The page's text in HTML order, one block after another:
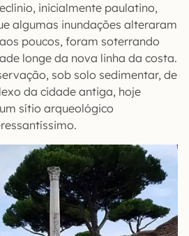
inicialmente paulatino,
algumas inundações alteraram
poucos, foram soterrando
longe da nova linha da costa.
sob solo sedimentar, de
da cidade antiga, hoje
sítio arqueológico